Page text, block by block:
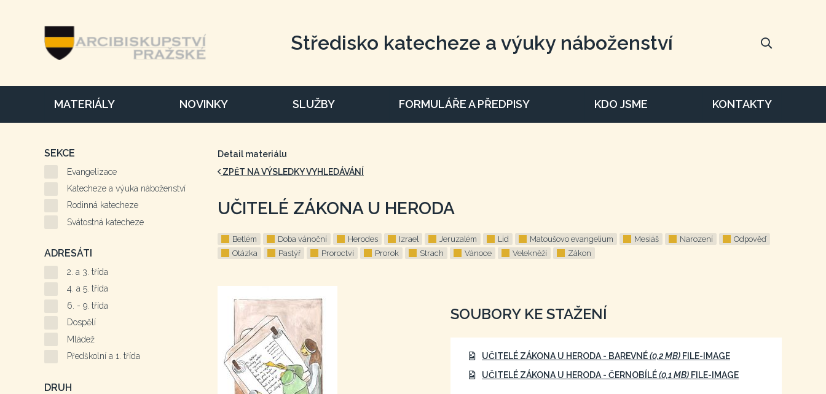
Středisko katecheze a výuky náboženství
MATERIÁLY NOVINKY SLUŽBY FORMULÁŘE A PŘEDPISY KDO JSME KONTAKTY
Detail materiálu
ZPĚT NA VÝSLEDKY VYHLEDÁVÁNÍ
UČITELÉ ZÁKONA U HERODA
Betlém Doba vánoční Herodes Izrael Jeruzalém Lid Matoušovo evangelium Mesiáš Narození
Odpověď
Otázka
Pastýř Proroctví Prorok Strach Vánoce Velekněží Zákon
SOUBORY KE STAŽENÍ
UČITELÉ ZÁKONA U HERODA - BAREVNÉ(0,2 MB) FILE-IMAGE
UČITELÉ ZÁKONA U HERODA - ČERNOBÍLÉ(0,1 MB) FILE-IMAGE
SEKCE
Evangelizace
Katecheze a výuka náboženství
Rodinná katecheze
Svátostná katecheze
ADRESÁTI
2. a 3. třída
4. a 5. třída
6. - 9. třída
Dospělí
Mládež
Předškolní a 1. třída
DRUH